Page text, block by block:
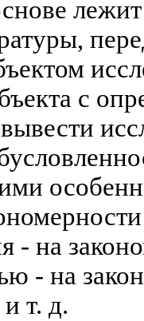
с
- на
- на
т. д.